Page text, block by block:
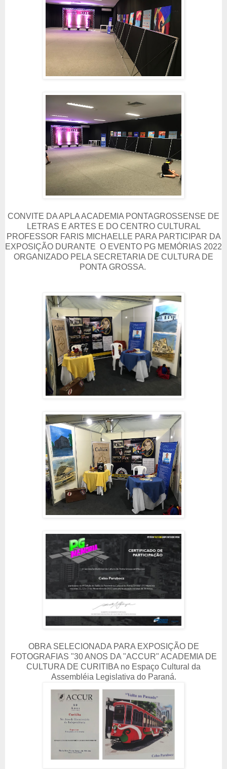
CONVITE DA APLA ACADEMIA PONTAGROSSENSE DE
LETRAS E ARTES E DO CENTRO CULTURAL
PROFESSOR FARIS MICHAELLE PARA PARTICIPAR DA
EXPOSIÇÃO DURANTE O EVENTO PG MEMÓRIAS 2022
ORGANIZADO PELA SECRETARIA DE CULTURA DE
PONTA GROSSA.
OBRA SELECIONADA PARA EXPOSIÇÃO DE
FOTOGRAFIAS "30 ANOS DA "ACCUR" ACADEMIA DE
CULTURA DE CURITIBA no Espaço Cultural da
Assembléia Legislativa do Paraná.